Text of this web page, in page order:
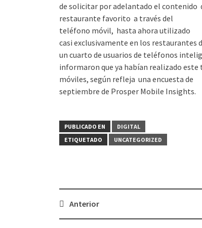
de solicitar por adelantado el contenido
restaurante favorito a través del
teléfono móvil, hasta ahora utilizado
casi exclusivamente en los restaurantes
un cuarto de usuarios de teléfonos
informaron que ya habían realizado
móviles, según refleja una encuesta de
septiembre de Prosper Mobile Insights.
PUBLICADO EN
DIGITAL
ETIQUETADO
UNCATEGORIZED
Navegación
de
Anterior